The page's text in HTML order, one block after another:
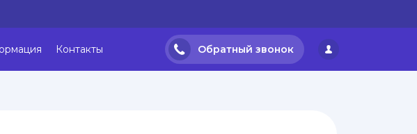
Контакты Обратный звонок